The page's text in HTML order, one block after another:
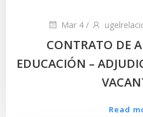
Mar 4 /
CONTRATO DE
EDUCACIÓN –
Read